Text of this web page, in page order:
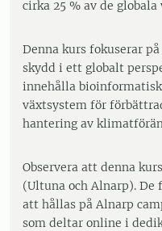
cirka 25 % av de
Denna kurs fokuserar
skydd i ett globalt
innehålla
växtsystem för
hantering av
Observera att denna
(Ultuna och Alnarp).
att hållas på Alnarp
som deltar online i